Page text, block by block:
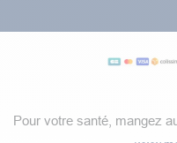
Pour votre santé, mangez